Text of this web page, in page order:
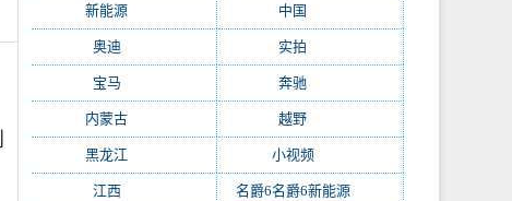
新能源 中国
奥迪 实拍
宝马 奔驰
内蒙古 越野
黑龙江 小视频(171)
江西(170) 名爵6名爵6新能源(168)